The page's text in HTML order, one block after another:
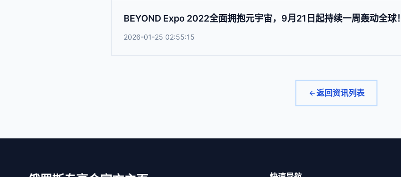
BEYOND Expo 2022全面拥抱元宇宙，9月21日起持续一周轰动全球！
2026-01-25 02:55:15
返回资讯列表